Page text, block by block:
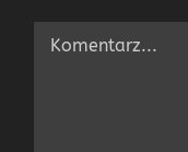
Comment